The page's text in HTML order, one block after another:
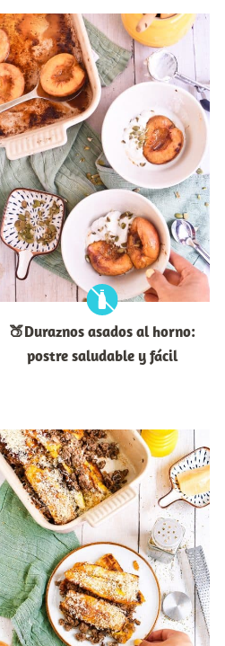
🍑Duraznos asados al horno:
postre saludable y fácil